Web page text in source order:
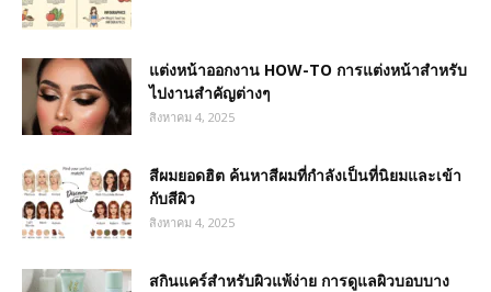
แต่งหน้าออกงาน HOW-TO การแต่งหน้าสำหรับ
ไปงานสำคัญต่างๆ
สิงหาคม 4, 2025
สีผมยอดฮิต ค้นหาสีผมที่กำลังเป็นที่นิยมและเข้า
กับสีผิว
สิงหาคม 4, 2025
สกินแคร์สำหรับผิวแพ้ง่าย การดูแลผิวบอบบาง